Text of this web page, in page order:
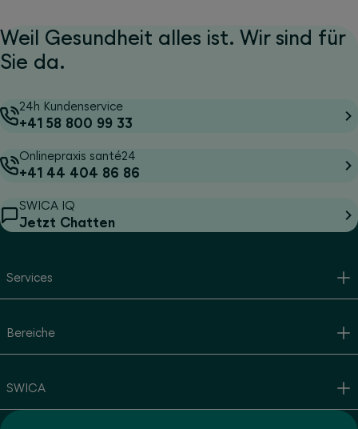
Weil Gesundheit alles ist. Wir sind für
Sie da.
24h Kundenservice
+41 58 800 99 33
Onlinepraxis santé24
+41 44 404 86 86
SWICA IQ
Jetzt Chatten
Services
Bereiche
SWICA